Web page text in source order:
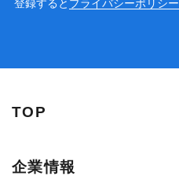
登録すると プライバシーポリシー
TOP
企業情報